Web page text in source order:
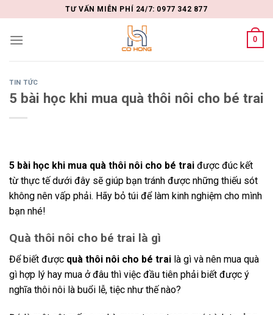
to
content
TƯ VẤN MIỄN PHÍ 24/7: 0977 342 877
0
TIN TỨC
5 bài học khi mua quà thôi nôi cho bé trai
5 bài học khi mua quà thôi nôi cho bé trai được đúc kết
từ thực tế dưới đây sẽ giúp bạn tránh được những thiếu sót
không nên vấp phải. Hãy bỏ túi để làm kinh nghiệm cho mình
bạn nhé!
Quà thôi nôi cho bé trai là gì
Để biết được quà thôi nôi cho bé trai là gì và nên mua quà
gì hợp lý hay mua ở đâu thì việc đầu tiên phải biết được ý
nghĩa thôi nôi là buổi lễ, tiệc như thế nào?